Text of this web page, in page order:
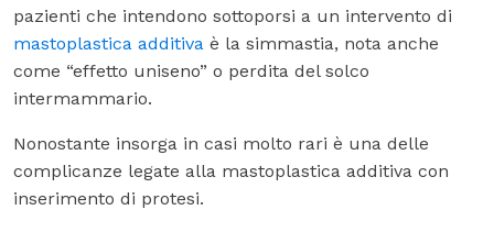
pazienti che intendono sottoporsi a un intervento di
mastoplastica additiva è la simmastia, nota anche
come “effetto uniseno” o perdita del solco
intermammario.
Nonostante insorga in casi molto rari è una delle
complicanze legate alla mastoplastica additiva con
inserimento di protesi.